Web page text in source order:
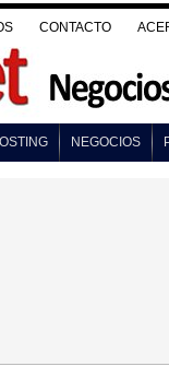
CONTACTO
NEGOCIOS